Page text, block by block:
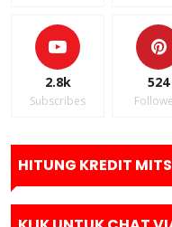
2.8k
Subscribes
524
HITUNG KREDIT